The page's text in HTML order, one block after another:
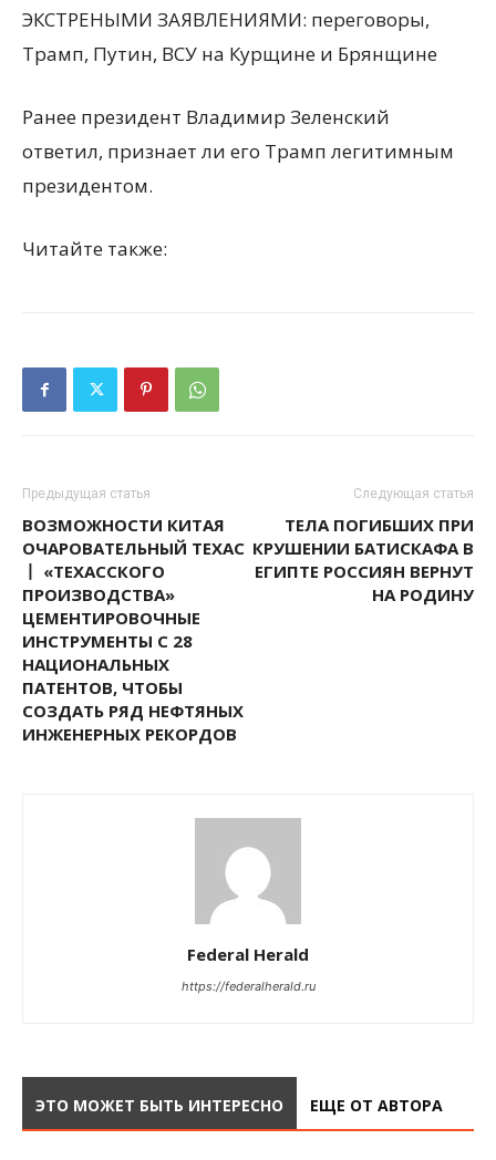
ЭКСТРЕНЫМИ ЗАЯВЛЕНИЯМИ: переговоры,
Трамп, Путин, ВСУ на Курщине и Брянщине
Ранее президент Владимир Зеленский
ответил, признает ли его Трамп легитимным
президентом.
Читайте также:
Предыдущая статья
ВОЗМОЖНОСТИ КИТАЯ
ОЧАРОВАТЕЛЬНЫЙ ТЕХАС
丨 «ТЕХАССКОГО
ПРОИЗВОДСТВА»
ЦЕМЕНТИРОВОЧНЫЕ
ИНСТРУМЕНТЫ С 28
НАЦИОНАЛЬНЫХ
ПАТЕНТОВ, ЧТОБЫ
СОЗДАТЬ РЯД НЕФТЯНЫХ
ИНЖЕНЕРНЫХ РЕКОРДОВ
Следующая статья
ТЕЛА ПОГИБШИХ ПРИ
КРУШЕНИИ БАТИСКАФА В
ЕГИПТЕ РОССИЯН ВЕРНУТ
НА РОДИНУ
Federal Herald
https://federalherald.ru
ЭТО МОЖЕТ БЫТЬ ИНТЕРЕСНО ЕЩЕ ОТ АВТОРА